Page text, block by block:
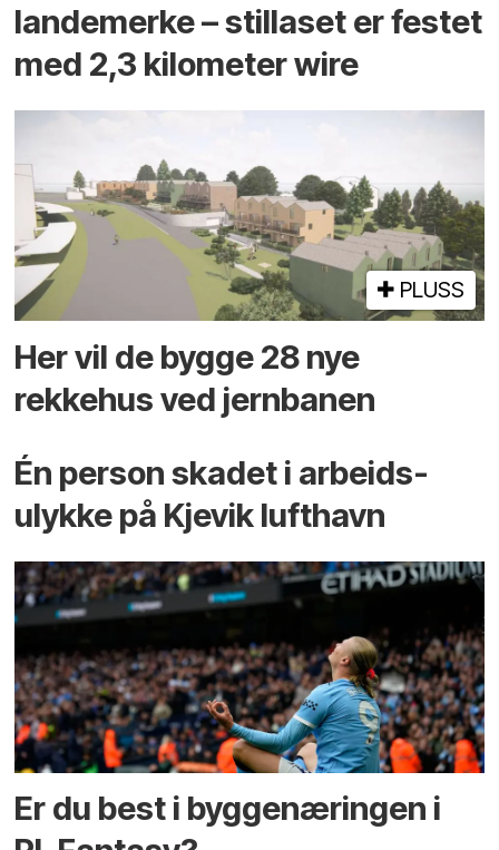
landemerke – stillaset er festet
med 2,3 kilometer wire
PLUSS
Her vil de bygge 28 nye
rekkehus ved jernbanen
Én person skadet i arbeids­
ulykke på Kjevik lufthavn
Er du best i bygge­næringen i